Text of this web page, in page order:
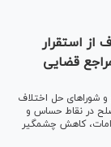
استقرار
قضایی
شورا‌های حل اختلاف
در نقاط حساس و
کاهش چشمگیر